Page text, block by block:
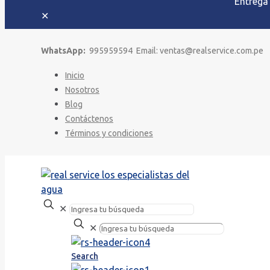
✕
WhatsApp: 995959594 Email: ventas@realservice.com.pe
Inicio
Nosotros
Blog
Contáctenos
Términos y condiciones
✕
✕
Search